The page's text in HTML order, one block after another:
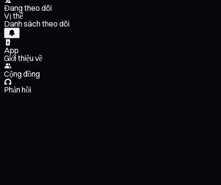
Đang theo dõi
Vị thế
Danh sách theo dõi
App
Giới thiệu về
Cộng đồng
Phản hồi